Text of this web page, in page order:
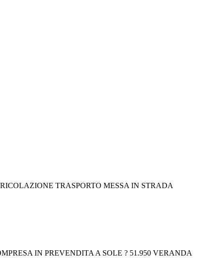
TRASPORTO MESSA IN STRADA
IN PREVENDITA A SOLE ? 51.950 VERANDA